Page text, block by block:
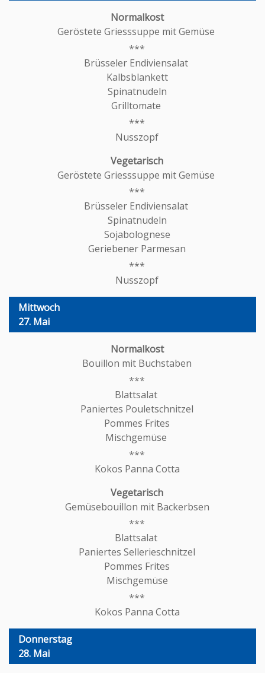
Geröstete Griesssuppe mit Gemüse
Brüsseler Endiviensalat
Kalbsblankett
Spinatnudeln
Grilltomate
Nusszopf
Geröstete Griesssuppe mit Gemüse
Brüsseler Endiviensalat
Spinatnudeln
Sojabolognese
Geriebener Parmesan
Nusszopf
Mittwoch
27. Mai
Bouillon mit Buchstaben
Blattsalat
Paniertes Pouletschnitzel
Pommes Frites
Mischgemüse
Kokos Panna Cotta
Gemüsebouillon mit Backerbsen
Blattsalat
Paniertes Sellerieschnitzel
Pommes Frites
Mischgemüse
Kokos Panna Cotta
Donnerstag
28. Mai